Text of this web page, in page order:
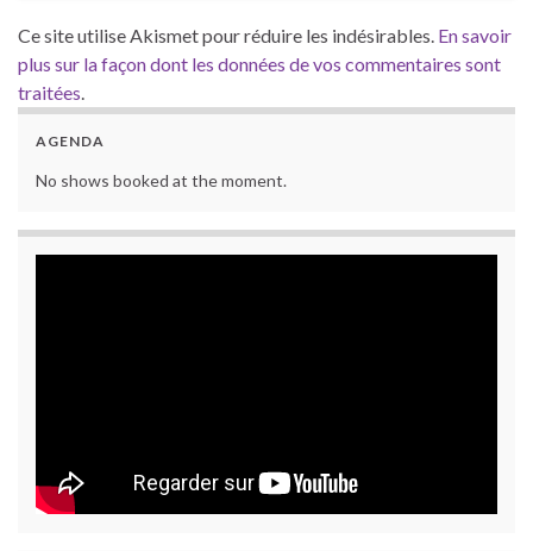
Ce site utilise Akismet pour réduire les indésirables. En savoir
plus sur la façon dont les données de vos commentaires sont
traitées.
AGENDA
No shows booked at the moment.